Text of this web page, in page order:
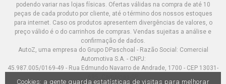
podendo variar nas lojas físicas. Ofertas válidas na compra de até 10
peças de cada produto por cliente, até o término dos nossos estoques
para internet. Caso os produtos apresentem divergências de valores, o
preço válido é o do carrinhos de compras. Vendas sujeitas a análise e
confirmação de dados.
AutoZ, uma empresa do Grupo DPaschoal - Razão Social: Comercial
Automotiva S.A. - CNPJ:
45.987.005/0169-49 - Rua Edmundo Navarro de Andrade, 1700 - CEP 13031-
Cookies: a gente guarda estatísticas de visitas para melhorar